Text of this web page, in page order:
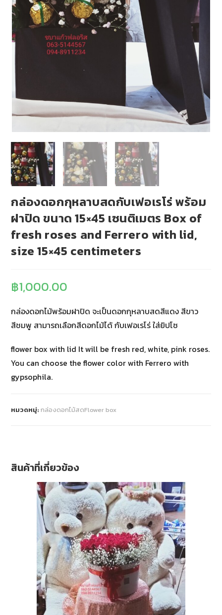
กล่องดอกกุหลาบสดกับเฟอเรโร่ พร้อม
ฝาปิด ขนาด 15×45 เซนติเมตร Box of
fresh roses and Ferrero with lid,
size 15×45 centimeters
฿1,000.00
กล่องดอกไม้พร้อมฝาปิด จะเป็นดอกกุหลาบสดสีแดง สีขาว
สีชมพู สามารถเลือกสีดอกไม้ได้ กับเฟอเรโร่ ใส่ยิปโซ
flower box with lid It will be fresh red, white, pink roses.
You can choose the flower color with Ferrero with
gypsophila.
หมวดหมู่:กล่องดอกไม้สดFlower box
สินค้าที่เกี่ยวข้อง